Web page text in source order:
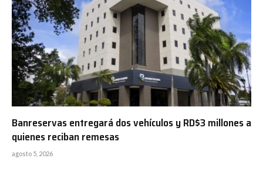
Banreservas entregará dos vehículos y RD$3 millones a
quienes reciban remesas
agosto 5, 2026